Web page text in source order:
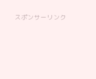
スポンサーリンク